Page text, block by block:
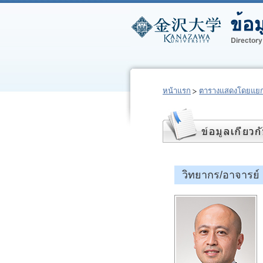
หน้าแรก ตารางแสดงโดยแ
วิทยากร/อาจาร